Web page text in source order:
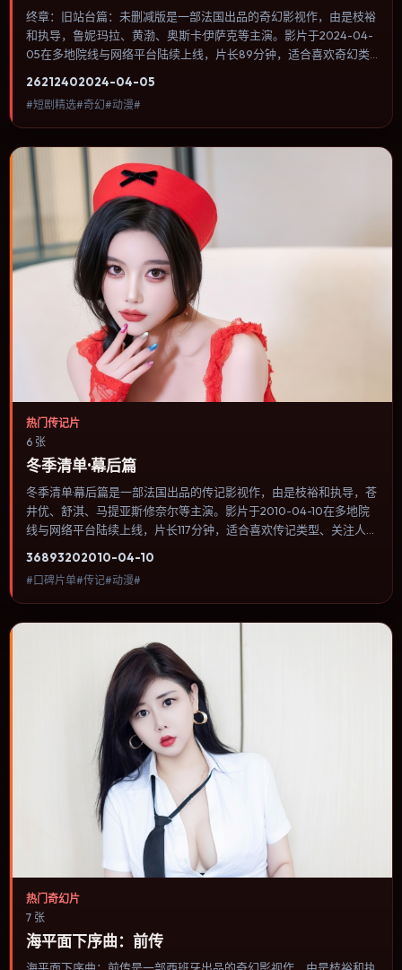
终章：旧站台篇：未删减版是一部法国出品的奇幻影视作，由是枝裕
和执导，鲁妮·玛拉、黄渤、奥斯卡·伊萨克等主演。影片于2024-04-
05在多地院线与网络平台陆续上线，片长89分钟，适合喜欢奇幻类
推进，节奏与视听语言统一，可作为休闲观影或类型片补片的选择。
26212402024-04-05
#短剧精选#奇幻#动漫#
热门传记片
6 张
冬季清单·幕后篇
冬季清单·幕后篇是一部法国出品的传记影视作，由是枝裕和执导，苍
井优、舒淇、马提亚斯·修奈尔等主演。影片于2010-04-10在多地院
线与网络平台陆续上线，片长117分钟，适合喜欢传记类型、关注人物
进，节奏与视听语言统一，可作为休闲观影或类型片补片的选择。
36893202010-04-10
#口碑片单#传记#动漫#
热门奇幻片
7 张
海平面下序曲：前传
海平面下序曲：前传是一部西班牙出品的奇幻影视作，由是枝裕和执